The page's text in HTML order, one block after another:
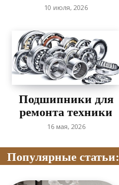
10 июля, 2026
Подшипники для
ремонта техники
16 мая, 2026
Популярные статьи: